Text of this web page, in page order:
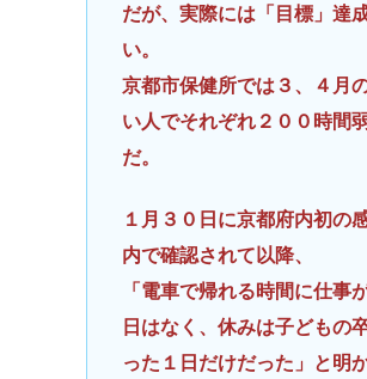
だが、実際には「目標」達
い。
京都市保健所では３、４月
い人でそれぞれ２００時間
だ。
１月３０日に京都府内初の
内で確認されて以降、
「電車で帰れる時間に仕事
日はなく、休みは子どもの
った１日だけだった」と明